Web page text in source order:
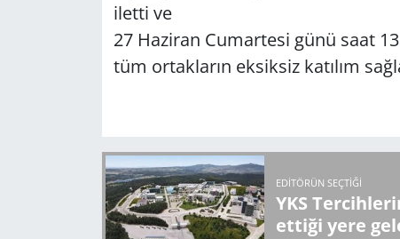
iletti ve
27 Haziran Cumartesi günü saat
tüm ortakların eksiksiz katılım
EDITÖRÜN SEÇTIĞI
YKS
ettiği yere